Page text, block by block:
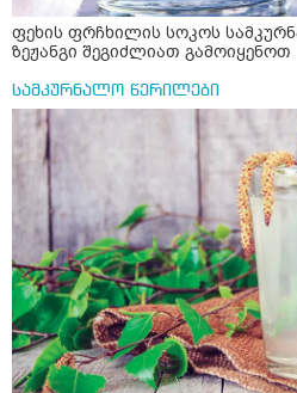
ფეხის ფრჩხილის სოკოს
ზეჟანგი შეგიძლიათ გამოიყენოთ
სამკურნალო წერილები